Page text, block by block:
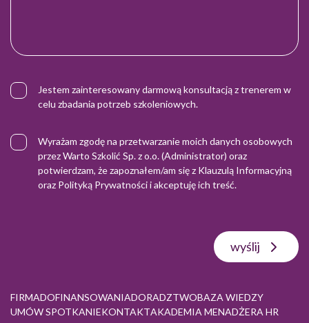
Jestem zainteresowany darmową konsultacją z trenerem w
celu zbadania potrzeb szkoleniowych.
Wyrażam zgodę na przetwarzanie moich danych osobowych
przez Warto Szkolić Sp. z o.o. (Administrator) oraz
potwierdzam, że zapoznałem/am się z Klauzulą Informacyjną
oraz Polityką Prywatnościi akceptuję ich treść.
wyślij
FIRMADOFINANSOWANIADORADZTWOBAZA WIEDZY
UMÓW SPOTKANIEKONTAKTAKADEMIA MENADŻERA HR